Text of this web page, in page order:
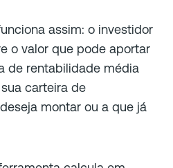
assim: o investidor
o valor que pode aportar
de rentabilidade média
carteira de
montar ou a que já